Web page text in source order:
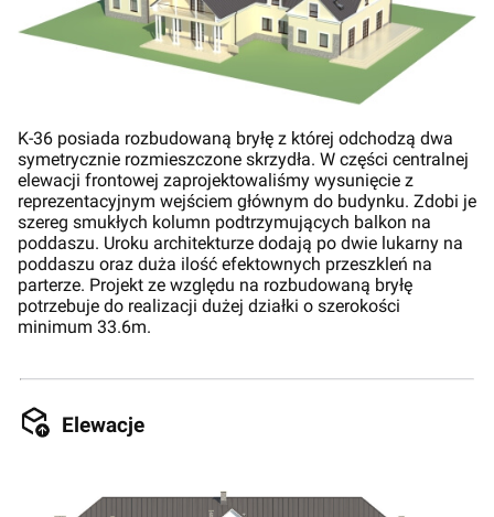
K-36 posiada rozbudowaną bryłę z której odchodzą dwa
symetrycznie rozmieszczone skrzydła. W części centralnej
elewacji frontowej zaprojektowaliśmy wysunięcie z
reprezentacyjnym wejściem głównym do budynku. Zdobi je
szereg smukłych kolumn podtrzymujących balkon na
poddaszu. Uroku architekturze dodają po dwie lukarny na
poddaszu oraz duża ilość efektownych przeszkleń na
parterze. Projekt ze względu na rozbudowaną bryłę
potrzebuje do realizacji dużej działki o szerokości
minimum 33.6m.
Elewacje